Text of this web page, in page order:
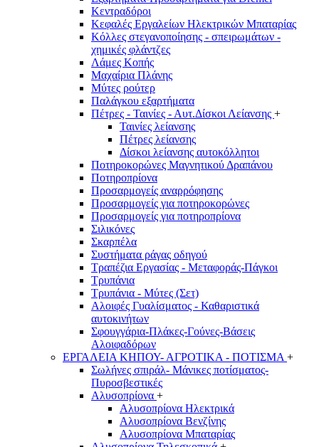
Κεντραδόροι
Κεφαλές Εργαλείων Ηλεκτρικών Μπαταρίας
Κόλλες στεγανοποίησης - σπειρωμάτων -
χημικές φλάντζες
Λάμες Κοπής
Μαχαίρια Πλάνης
Μύτες ρούτερ
Παλάγκου εξαρτήματα
Πέτρες - Ταινίες - Αυτ.Δίσκοι Λείανσης +
Ταινίες λείανσης
Πέτρες λείανσης
Δίσκοι λείανσης αυτοκόλλητοι
Ποτηροκορώνες Μαγνητικού Δραπάνου
Ποτηροπρίονα
Προσαρμογείς αναρρόφησης
Προσαρμογείς για ποτηροκορώνες
Προσαρμογείς για ποτηροπρίονα
Σιλικόνες
Σκαρπέλα
Συστήματα ράγας οδηγού
Τραπέζια Εργασίας - Μεταφοράς-Πάγκοι
Τρυπάνια
Τρυπάνια - Μύτες (Σετ)
Αλοιφές Γυαλίσματος - Καθαριστικά
αυτοκινήτων
Σφουγγάρια-Πλάκες-Γούνες-Βάσεις
Αλοιφαδόρων
ΕΡΓΑΛΕΙΑ ΚΗΠΟΥ- ΑΓΡΟΤΙΚΑ - ΠΟΤΙΣΜΑ +
Σωλήνες σπιράλ- Μάνικες ποτίσματος-
Πυροσβεστικές
Αλυσοπρίονα +
Αλυσοπρίονα Ηλεκτρικά
Αλυσοπρίονα Βενζίνης
Αλυσοπρίονα Μπαταρίας